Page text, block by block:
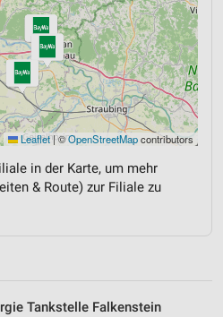
Leaflet |©OpenStreetMapcontributors
in der Karte, um mehr
& Route) zur Filiale zu
Tankstelle Falkenstein